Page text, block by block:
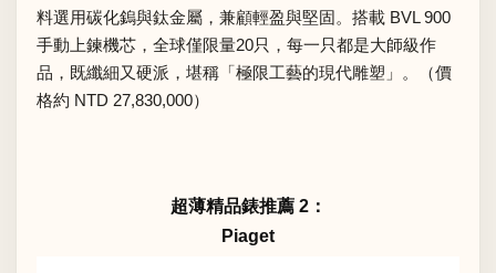
料選用碳化鎢與鈦金屬，兼顧輕盈與堅固。搭載 BVL 900
手動上鍊機芯，全球僅限量20只，每一只都是大師級作
品，既纖細又硬派，堪稱「極限工藝的現代雕塑」。（價
格約 NTD 27,830,000）
超薄精品錶推薦 2：
Piaget